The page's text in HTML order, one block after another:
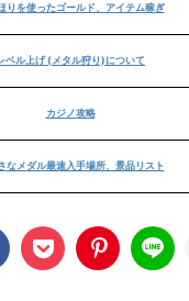
りを使ったゴールド、アイテム稼ぎ
ベル上げ (メタル狩り)について
カジノ攻略
なメダル最速入手場所、景品リスト